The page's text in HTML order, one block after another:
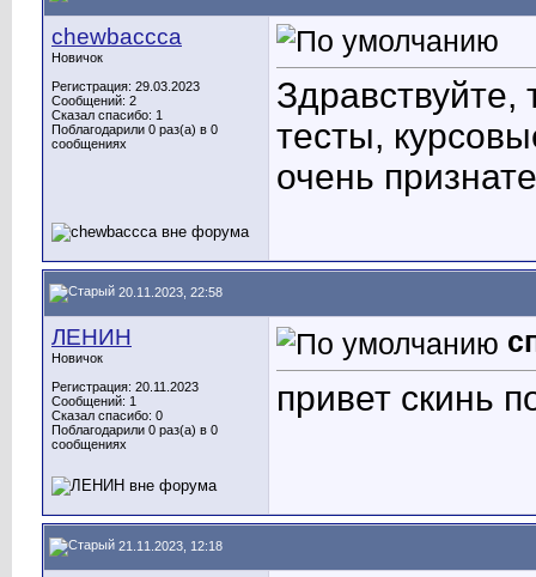
chewbaccca
Новичок
Регистрация: 29.03.2023
Сообщений: 2
Сказал спасибо: 1
Поблагодарили 0 раз(а) в 0
сообщениях
Здравствуйте,
тесты,
очень
20.11.2023, 22:58
ЛЕНИН
Новичок
Регистрация: 20.11.2023
Сообщений: 1
Сказал спасибо: 0
Поблагодарили 0 раз(а) в 0
сообщениях
привет скинь
21.11.2023, 12:18